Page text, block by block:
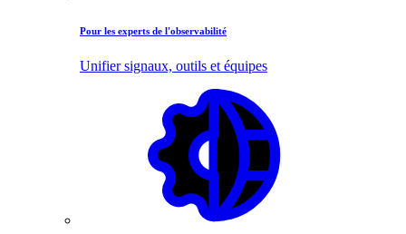
Pour les experts de l'observabilité
Unifier signaux, outils et équipes